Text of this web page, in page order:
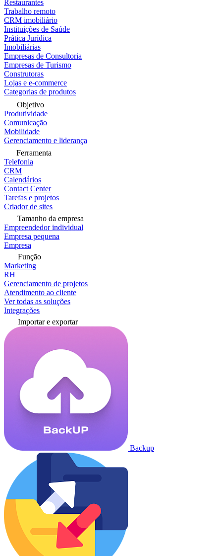
Restaurantes
Trabalho remoto
CRM imobiliário
Instituições de Saúde
Prática Jurídica
Imobiliárias
Empresas de Consultoria
Empresas de Turismo
Construtoras
Lojas e e-commerce
Categorias de produtos
Objetivo
Produtividade
Comunicação
Mobilidade
Gerenciamento e liderança
Ferramenta
Telefonia
CRM
Calendários
Contact Center
Tarefas e projetos
Criador de sites
Tamanho da empresa
Empreendedor individual
Empresa pequena
Empresa
Função
Marketing
RH
Gerenciamento de projetos
Atendimento ao cliente
Ver todas as soluções
Integrações
Importar e exportar
Backup